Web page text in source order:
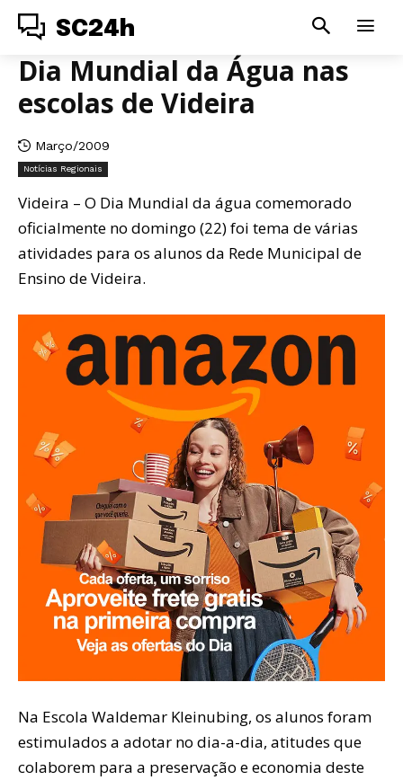
SC24h
Dia Mundial da Água nas
escolas de Videira
Março/2009
Notícias Regionais
Videira – O Dia Mundial da água comemorado
oficialmente no domingo (22) foi tema de várias
atividades para os alunos da Rede Municipal de
Ensino de Videira.
Na Escola Waldemar Kleinubing, os alunos foram
estimulados a adotar no dia-a-dia, atitudes que
colaborem para a preservação e economia deste